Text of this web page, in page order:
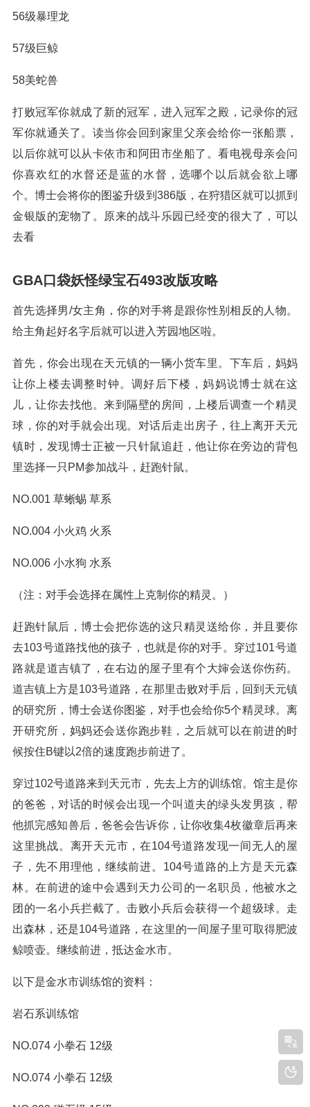
56级暴理龙
57级巨鲸
58美蛇兽
打败冠军你就成了新的冠军，进入冠军之殿，记录你的冠
军你就通关了。读当你会回到家里父亲会给你一张船票，
以后你就可以从卡依市和阿田市坐船了。看电视母亲会问
你喜欢红的水督还是蓝的水督，选哪个以后就会欲上哪
个。博士会将你的图鉴升级到386版，在狩猎区就可以抓到
金银版的宠物了。原来的战斗乐园已经变的很大了，可以
去看
GBA口袋妖怪绿宝石493改版攻略
首先选择男/女主角，你的对手将是跟你性别相反的人物。
给主角起好名字后就可以进入芳园地区啦。
首先，你会出现在天元镇的一辆小货车里。下车后，妈妈
让你上楼去调整时钟。调好后下楼，妈妈说博士就在这
儿，让你去找他。来到隔壁的房间，上楼后调查一个精灵
球，你的对手就会出现。对话后走出房子，往上离开天元
镇时，发现博士正被一只针鼠追赶，他让你在旁边的背包
里选择一只PM参加战斗，赶跑针鼠。
NO.001 草蜥蜴 草系
NO.004 小火鸡 火系
NO.006 小水狗 水系
（注：对手会选择在属性上克制你的精灵。）
赶跑针鼠后，博士会把你选的这只精灵送给你，并且要你
去103号道路找他的孩子，也就是你的对手。穿过101号道
路就是道吉镇了，在右边的屋子里有个大婶会送你伤药。
道吉镇上方是103号道路，在那里击败对手后，回到天元镇
的研究所，博士会送你图鉴，对手也会给你5个精灵球。离
开研究所，妈妈还会送你跑步鞋，之后就可以在前进的时
候按住B键以2倍的速度跑步前进了。
穿过102号道路来到天元市，先去上方的训练馆。馆主是你
的爸爸，对话的时候会出现一个叫道夫的绿头发男孩，帮
他抓完感知兽后，爸爸会告诉你，让你收集4枚徽章后再来
这里挑战。离开天元市，在104号道路发现一间无人的屋
子，先不用理他，继续前进。104号道路的上方是天元森
林。在前进的途中会遇到天力公司的一名职员，他被水之
团的一名小兵拦截了。击败小兵后会获得一个超级球。走
出森林，还是104号道路，在这里的一间屋子里可取得肥波
鲸喷壶。继续前进，抵达金水市。
以下是金水市训练馆的资料：
岩石系训练馆
NO.074 小拳石 12级
NO.074 小拳石 12级